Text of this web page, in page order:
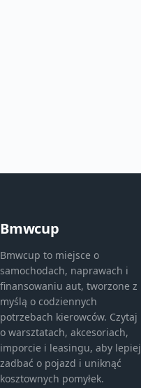
Bmwcup
Bmwcup to miejsce o
samochodach, naprawach i
finansowaniu aut, tworzone z
myślą o codziennych
potrzebach kierowców. Czytaj
o warsztatach, akcesoriach,
imporcie i leasingu, aby lepiej
zadbać o pojazd i uniknąć
kosztownych pomyłek.